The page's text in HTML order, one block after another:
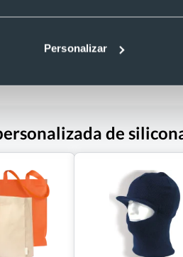
Personalizar
Desde 0,05 €
de